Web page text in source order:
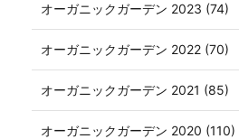
オーガニックガーデン 2023 (74)
オーガニックガーデン 2022 (70)
オーガニックガーデン 2021 (85)
オーガニックガーデン 2020 (110)